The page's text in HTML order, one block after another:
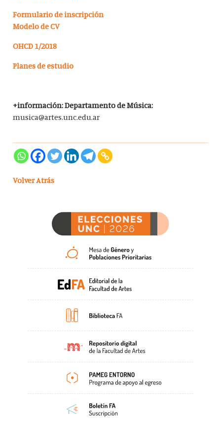
Formulario de inscripción
Modelo de CV
OHCD 1/2018
Planes de estudio
+información: Departamento de Música:
musica@artes.unc.edu.ar
Volver Atrás